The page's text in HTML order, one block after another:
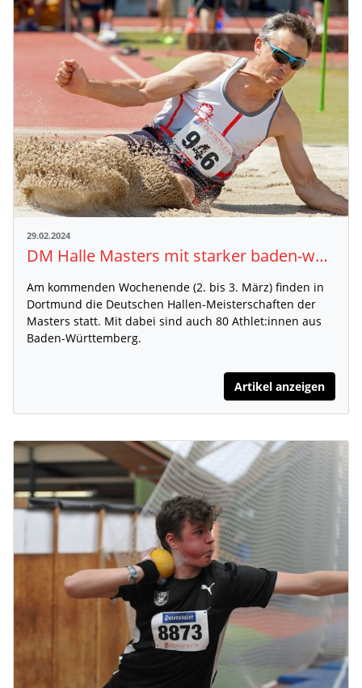
29.02.2024
DM Halle Masters mit starker baden-württembergischer Beteiligung
Am kommenden Wochenende (2. bis 3. März) finden in
Dortmund die Deutschen Hallen-Meisterschaften der
Masters statt. Mit dabei sind auch 80 Athlet:innen aus
Baden-Württemberg.
Artikel anzeigen